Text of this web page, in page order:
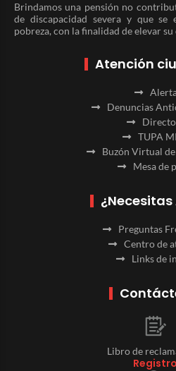
Brindamos una pensión no
de discapacidad severa y que se
pobreza, con la finalidad de elevar
Atención
Denuncias
TUPA
Buzón Virtual
Mesa de
Preguntas
Centro de
Links de
Libro de